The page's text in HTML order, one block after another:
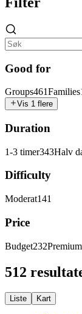
Good for
Groups461Families
Vis 1 flere
Duration
1-3 timer343Halv
Difficulty
Moderat141
Price
Budget232Premium
512
Liste Kart